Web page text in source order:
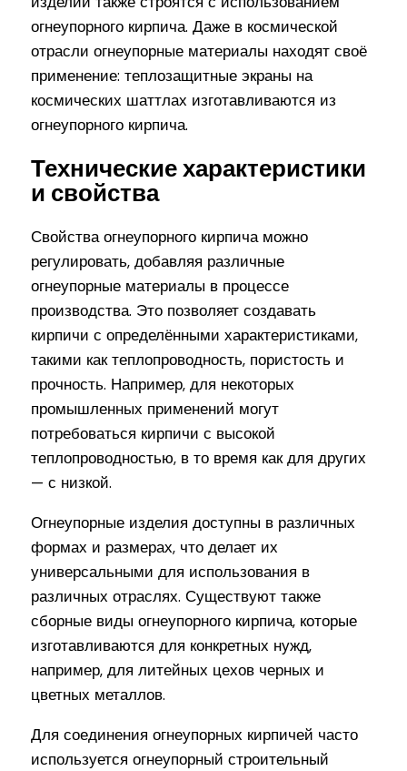
огнеупорного кирпича. Даже в космической
отрасли огнеупорные материалы находят своё
применение: теплозащитные экраны на
космических шаттлах изготавливаются из
огнеупорного кирпича.
Технические характеристики
и свойства
Свойства огнеупорного кирпича можно
регулировать, добавляя различные
огнеупорные материалы в процессе
производства. Это позволяет создавать
кирпичи с определёнными характеристиками,
такими как теплопроводность, пористость и
прочность. Например, для некоторых
промышленных применений могут
потребоваться кирпичи с высокой
теплопроводностью, в то время как для других
— с низкой.
Огнеупорные изделия доступны в различных
формах и размерах, что делает их
универсальными для использования в
различных отраслях. Существуют также
сборные виды огнеупорного кирпича, которые
изготавливаются для конкретных нужд,
например, для литейных цехов черных и
цветных металлов.
Для соединения огнеупорных кирпичей часто
используется огнеупорный строительный